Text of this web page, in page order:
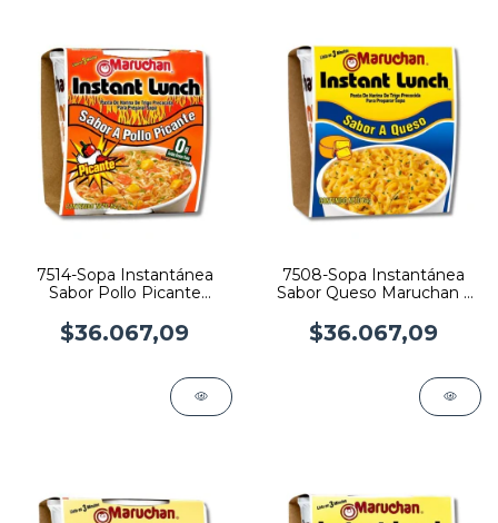
7514-Sopa Instantánea
Sabor Pollo Picante
$36.067,09
7508-Sopa Instantánea
Sabor Queso Maruchan x
$36.067,09